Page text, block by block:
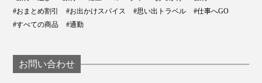
『_go』の白いロゴも、ストレッチ糸の編み込みなの
#おまとめ割引
#お出かけスパイス #思い出トラベル
#仕事へGO
#すべての商品
#通勤
お問い合わせ